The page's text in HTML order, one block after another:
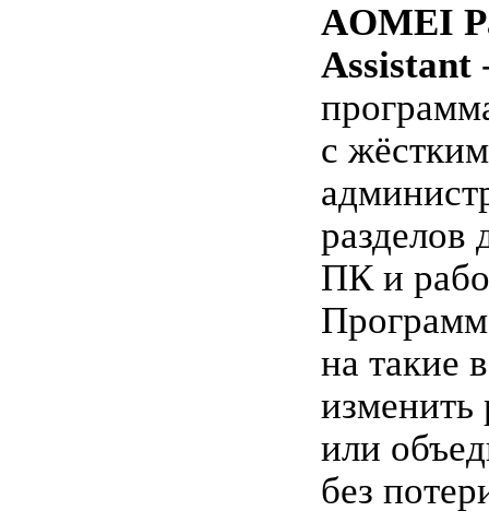
AOMEI
Assistant
с
разделов
ПК и
на такие
изменить
или
без